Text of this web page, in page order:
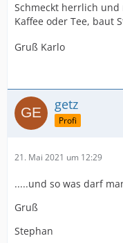
Schmeckt herrlich
Kaffee oder Tee, baut
Gruß Karlo
getz
Profi
21. Mai 2021 um 12:29
.....und so was darf
Gruß
Stephan